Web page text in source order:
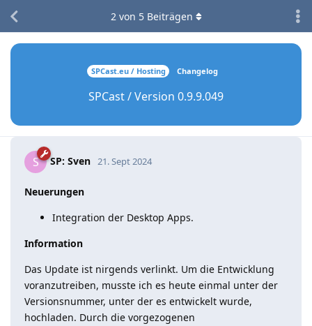
SPCast.eu / Hosting Changelog
SPCast / Version 0.9.9.049
2von 5Beiträgen
S SP: Sven 21. Sept 2024
Neuerungen
Integration der Desktop Apps.
Information
Das Update ist nirgends verlinkt. Um die Entwicklung
voranzutreiben, musste ich es heute einmal unter der
Versionsnummer, unter der es entwickelt wurde,
hochladen. Durch die vorgezogenen